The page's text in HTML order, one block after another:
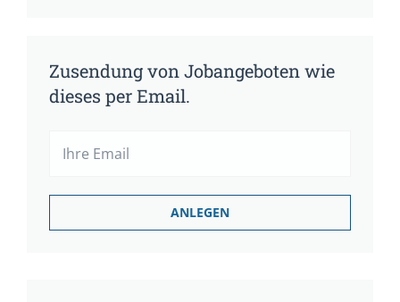
Zusendung von Jobangeboten wie
dieses per Email.